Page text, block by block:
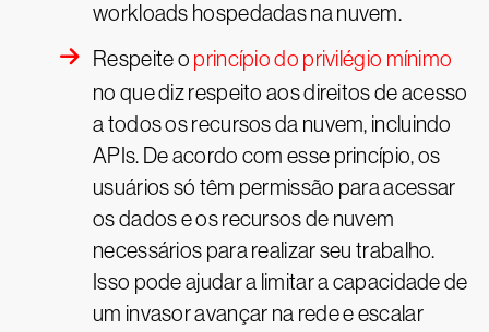
workloads hospedadas na nuvem.
Respeite o princípio do privilégio mínimo
no que diz respeito aos direitos de acesso
a todos os recursos da nuvem, incluindo
APIs. De acordo com esse princípio, os
usuários só têm permissão para acessar
os dados e os recursos de nuvem
necessários para realizar seu trabalho.
Isso pode ajudar a limitar a capacidade de
um invasor avançar na rede e escalar